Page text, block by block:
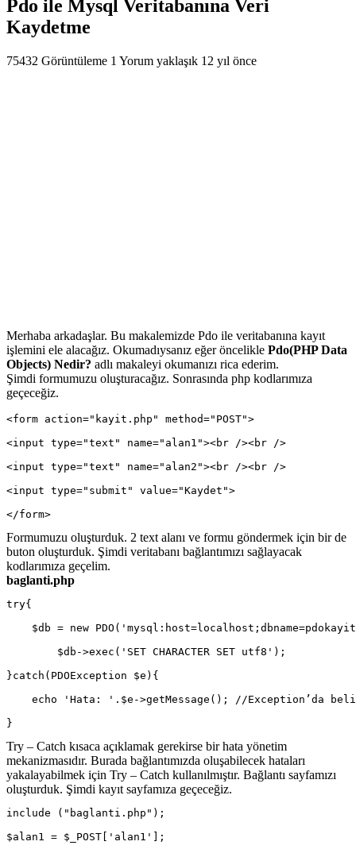
Pdo ile Mysql Veritabanına Veri
Kaydetme
75432 Görüntüleme 1 Yorum yaklaşık 12 yıl önce
Merhaba arkadaşlar. Bu makalemizde Pdo ile veritabanına kayıt
işlemini ele alacağız. Okumadıysanız eğer öncelikle Pdo(PHP Data
Objects) Nedir? adlı makaleyi okumanızı rica ederim.
Şimdi formumuzu oluşturacağız. Sonrasında php kodlarımıza
geçeceğiz.
<form action="kayit.php" method="POST">
<input type="text" name="alan1"><br /><br />
<input type="text" name="alan2"><br /><br />
<input type="submit" value="Kaydet">
</form>
Formumuzu oluşturduk. 2 text alanı ve formu göndermek için bir de
buton oluşturduk. Şimdi veritabanı bağlantımızı sağlayacak
kodlarımıza geçelim.
baglanti.php
try{
$db = new
	$db->exec('SET CHARACTER SET utf8');
}catch(PDOException $e){
echo 'Hata: '.$e->getMessage(); //Exception’da
}
Try – Catch kısaca açıklamak gerekirse bir hata yönetim
mekanizmasıdır. Burada bağlantımızda oluşabilecek hataları
yakalayabilmek için Try – Catch kullanılmıştır. Bağlantı sayfamızı
oluşturduk. Şimdi kayıt sayfamıza geçeceğiz.
include ("baglanti.php");
$alan1 = $_POST['alan1'];